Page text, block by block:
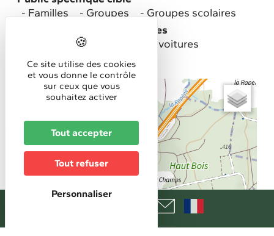
Familles
Groupes
Groupes scolaires
Stationnement pour véhicules
Parking privé gratuit pour voitures
Ce site utilise des cookies
et vous donne le contrôle
sur ceux que vous
souhaitez activer
Tout accepter
Tout refuser
Personnaliser